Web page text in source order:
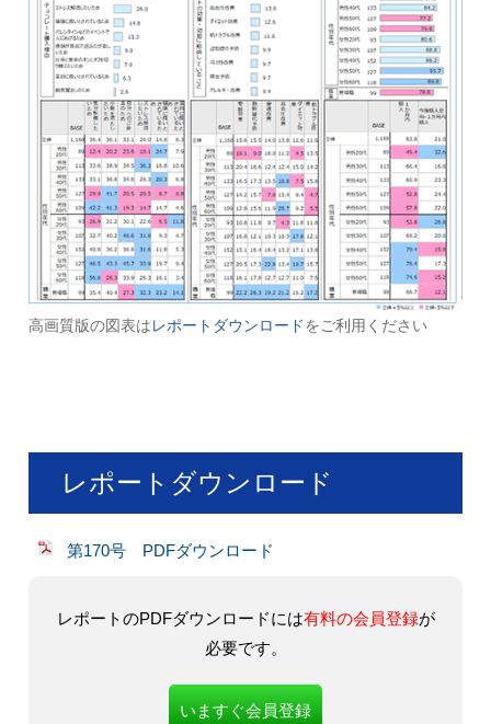
高画質版の図表は レポートダウンロード をご利用ください
レポートダウンロード
第170号 PDFダウンロード
レポートのPDFダウンロードには有料の会員登録が
必要です。
いますぐ会員登録